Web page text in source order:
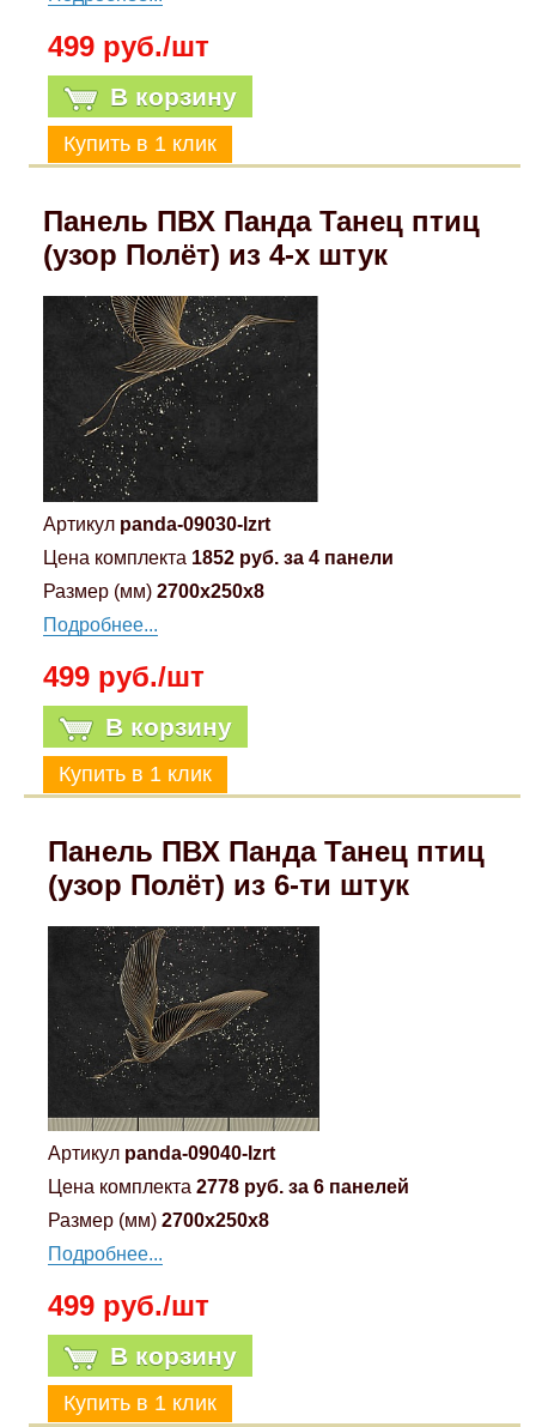
499 руб./шт
В корзину
Панель ПВХ Панда Танец птиц
(узор Полёт) из 4-х штук
Артикул panda-09030-lzrt
Цена комплекта 1852 руб. за 4 панели
Размер (мм) 2700x250x8
Подробнее...
499 руб./шт
В корзину
Панель ПВХ Панда Танец птиц
(узор Полёт) из 6-ти штук
Артикул panda-09040-lzrt
Цена комплекта 2778 руб. за 6 панелей
Размер (мм) 2700x250x8
Подробнее...
499 руб./шт
В корзину